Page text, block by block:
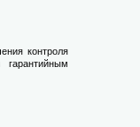
контроля